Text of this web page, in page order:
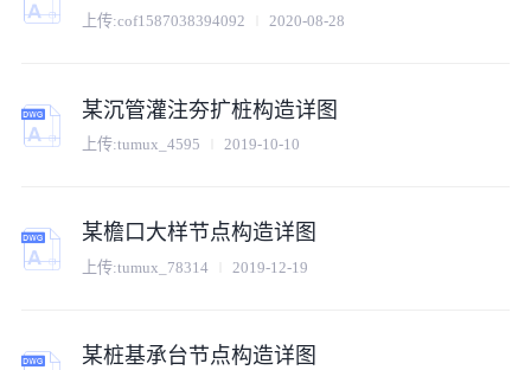
上传:cof1587038394092 2020-08-28
某沉管灌注夯扩桩构造详图
上传:tumux_4595 2019-10-10
某檐口大样节点构造详图
上传:tumux_78314 2019-12-19
某桩基承台节点构造详图